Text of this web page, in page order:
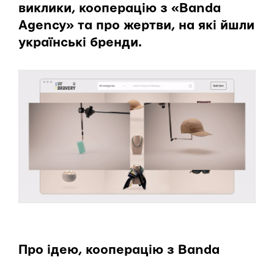
виклики, кооперацію з «Banda
Agency» та про жертви, на які йшли
українські бренди.
Про ідею, кооперацію з Banda